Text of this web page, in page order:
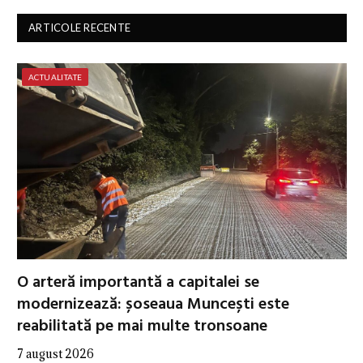
ARTICOLE RECENTE
ACTUALITATE
O arteră importantă a capitalei se
modernizează: șoseaua Muncești este
reabilitată pe mai multe tronsoane
7 august 2026